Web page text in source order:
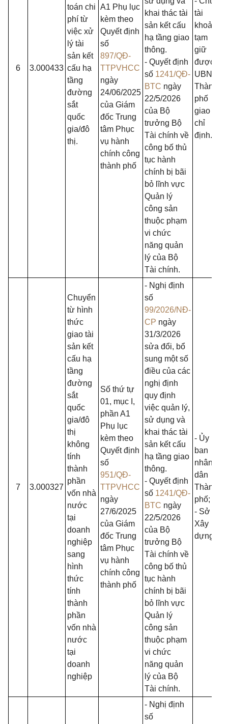
6 3.000433
toán chi
phí từ
việc xử
lý tài
sản kết
cấu hạ
tầng
đường
sắt
quốc
gia/đô
thị.
A1 Phụ lục
kèm theo
Quyết định
số
897/QĐ-
TTPVHCC
ngày
24/06/2025
của Giám
đốc Trung
tâm Phục
vụ hành
chính công
thành phố
khai thác tài
sản kết cấu
hạ tầng giao
thông.
- Quyết định
số 1241/QĐ-
BTC ngày
22/5/2026
của Bộ
trưởng Bộ
Tài chính về
công bố thủ
tục hành
chính bị bãi
bỏ lĩnh vực
Quản lý
công sản
thuộc phạm
vi chức
năng quản
lý của Bộ
Tài chính.
tài
khoản
tạm
giữ
được
UBND
Thành
phố
giao
chỉ
định.
7 3.000327
Chuyển
từ hình
thức
giao tài
sản kết
cấu hạ
tầng
đường
sắt
quốc
gia/đô
thị
không
tính
thành
phần
vốn nhà
nước
tại
doanh
nghiệp
sang
hình
thức
tính
thành
phần
vốn nhà
nước
tại
doanh
nghiệp
Số thứ tự
01, mục I,
phần A1
Phụ lục
kèm theo
Quyết định
số
951/QĐ-
TTPVHCC
ngày
27/6/2025
của Giám
đốc Trung
tâm Phục
vụ hành
chính công
thành phố
- Nghị định
số
99/2026/NĐ-
CP ngày
31/3/2026
sửa đổi, bổ
sung một số
điều của các
nghị định
quy định
việc quản lý,
sử dụng và
khai thác tài
sản kết cấu
hạ tầng giao
thông.
- Quyết định
số 1241/QĐ-
BTC ngày
22/5/2026
của Bộ
trưởng Bộ
Tài chính về
công bố thủ
tục hành
chính bị bãi
bỏ lĩnh vực
Quản lý
công sản
thuộc phạm
vi chức
năng quản
lý của Bộ
Tài chính.
- Ủy
ban
nhân
dân
Thành
phố;
- Sở
Xây
dựng.
- Nghị định
số